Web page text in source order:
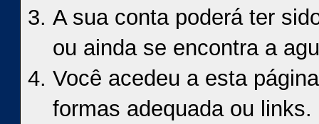
A sua conta poderá ter
ou ainda se encontra a
Você acedeu a esta
formas adequada ou links.